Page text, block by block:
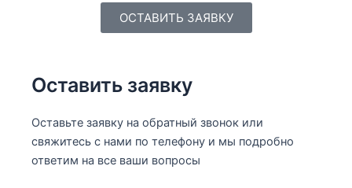
ОСТАВИТЬ ЗАЯВКУ
Оставить заявку
Оставьте заявку на обратный звонок или
свяжитесь с нами по телефону и мы подробно
ответим на все ваши вопросы